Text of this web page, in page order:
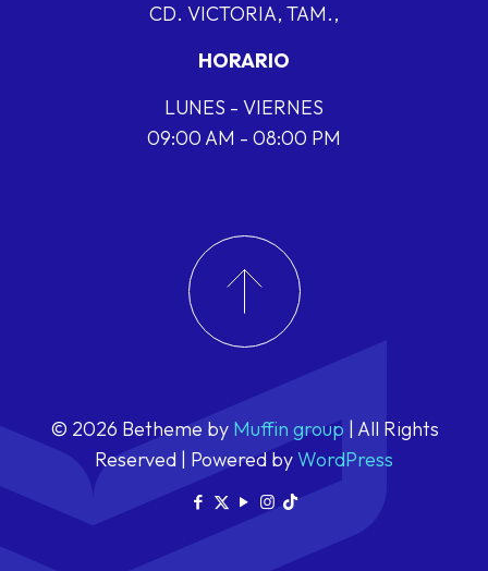
CD. VICTORIA, TAM.,
HORARIO
LUNES - VIERNES
09:00 AM - 08:00 PM
© 2026 Betheme by Muffin group | All Rights
Reserved | Powered byWordPress